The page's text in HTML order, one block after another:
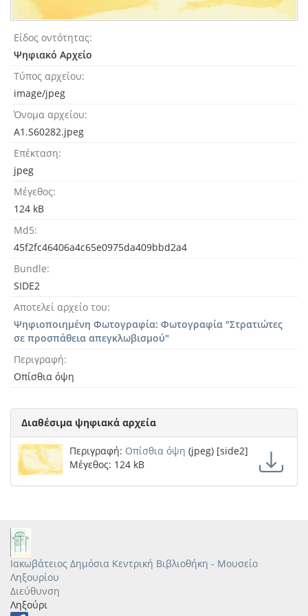
Είδος οντότητας
Ψηφιακό Αρχείο
Τύπος αρχείου
image/jpeg
Όνομα αρχείου
A1.S60282.jpeg
Επέκταση
jpeg
Μέγεθος
124 kB
Md5
45f2fc46406a4c65e0975da409bbd2a4
Bundle
SIDE2
Αποτελεί αρχείο του
Ψηφιοποιημένη Φωτογραφία: Φωτογραφία "Στρατιώτες
σε προσπάθεια απεγκλωβισμού"
Περιγραφή
Οπίσθια όψη
Διαθέσιμα ψηφιακά αρχεία
Περιγραφή: Οπίσθια όψη (jpeg) [side2]
Μέγεθος: 124 kB
Ιακωβάτειος Δημόσια Κεντρική Βιβλιοθήκη - Μουσείο
Ληξουρίου
Διεύθυνση
Ληξούρι